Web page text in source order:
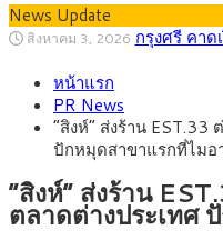
News Update
สิงหาคม 1, 2026 “เอกนิติ” เ
ศักยภาพ
ติดลายการ์ตูน กรมศุลกากร เ
ใหญ่จากเยอรมนี
กรกฎาคม 27, 2026
2569) ซื้อขายในกรอบ
สิงหาคม 5, 2026
หน้ารถไฟฟ้าสงขลา โมโนเ
สิงหาคม 4, 2026
สธ.ชี้ รพ.รั
รายหัวเพียง 2,618 บาท เส
งานจริง
สิงหาคม 3, 2026 กรุงศรี คาด
33.00-33.60 ติดตามข้อมูลจ้
หน้าแรก
PR News
“สิงห์” ส่งร้าน EST.33
ปักหมุดสาขาแรกที่ไมอ
“สิงห์” ส่งร้าน
ตลาดต่างประเทศ